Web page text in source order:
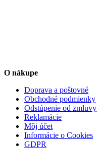
O nákupe
Doprava a poštovné
Obchodné podmienky
Odstúpenie od zmluvy
Reklamácie
Môj účet
Informácie o Cookies
GDPR